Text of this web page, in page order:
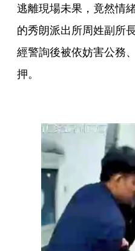
逃離現場未果，竟然情
的秀朗派出所周姓副所
經警詢後被依妨害公務
押。